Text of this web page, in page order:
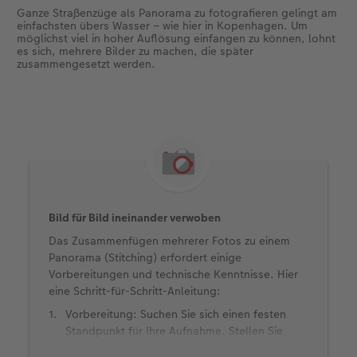
Ganze Straßenzüge als Panorama zu fotografieren gelingt am
einfachsten übers Wasser – wie hier in Kopenhagen. Um
möglichst viel in hoher Auflösung einfangen zu können, lohnt
es sich, mehrere Bilder zu machen, die später
zusammengesetzt werden.
Bild für Bild ineinander verwoben
Das Zusammenfügen mehrerer Fotos zu einem
Panorama (Stitching) erfordert einige
Vorbereitungen und technische Kenntnisse. Hier
eine Schritt-für-Schritt-Anleitung:
Vorbereitung: Suchen Sie sich einen festen
Standpunkt für Ihre Aufnahme. Stellen Sie